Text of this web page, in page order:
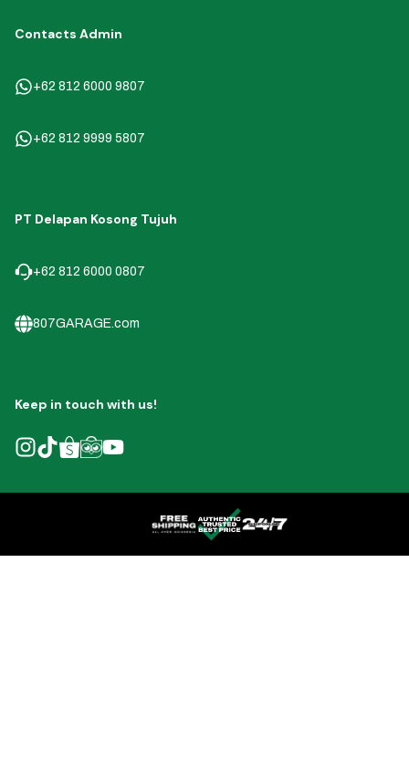
Contacts Admin
+62 812 6000 9807
+62 812 9999 5807
PT Delapan Kosong Tujuh
+62 812 6000 0807
807GARAGE.com
Keep in touch with us!